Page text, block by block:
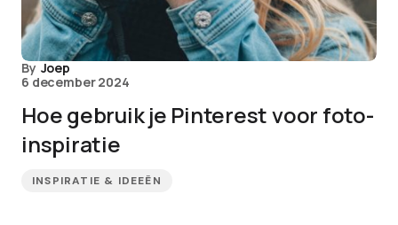
By Joep
6 december 2024
Hoe gebruik je Pinterest voor foto-
inspiratie
INSPIRATIE & IDEEËN